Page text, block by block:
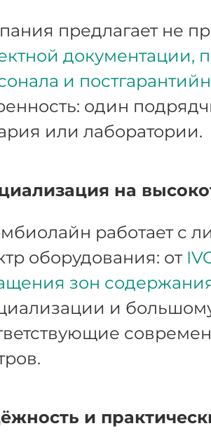
предлагает не
документации,
и
один
или лаборатории.
на
работает с
оборудования: от
зон
и
и